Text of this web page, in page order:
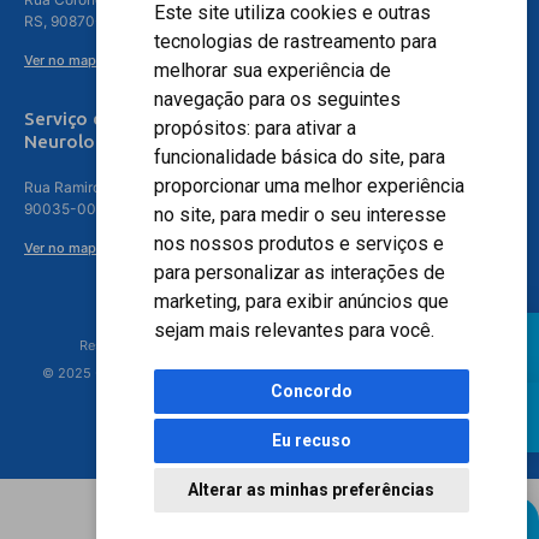
Este site utiliza cookies e outras
tecnologias de rastreamento para
melhorar sua experiência de
navegação para os seguintes
propósitos: para ativar a
funcionalidade básica do site, para
proporcionar uma melhor experiência
no site, para medir o seu interesse
nos nossos produtos e serviços e
para personalizar as interações de
marketing, para exibir anúncios que
sejam mais relevantes para você.
Concordo
Eu recuso
Alterar as minhas preferências
RS, 90870-016
Ver no mapa
Serviço de
Neurologia
Rua Ramiro Barcelos, 630 – 5º andar – Floresta, Porto Alegre – RS,
90035-001
Ver no mapa
Responsável Técnico: Dr. Luiz Antonio Nasi - CREMERS 11217
© 2025 - Hospital Moinhos de Vento - Registro Empresa (CRM-RS): 425